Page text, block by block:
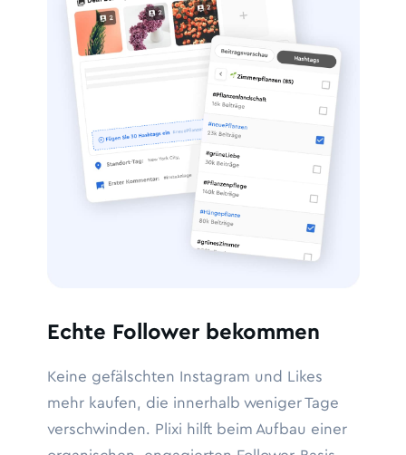
Echte Follower bekommen
Keine gefälschten Instagram und Likes
mehr kaufen, die innerhalb weniger Tage
verschwinden. Plixi hilft beim Aufbau einer